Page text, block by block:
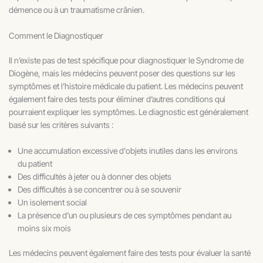
démence ou à un traumatisme crânien.
Comment le Diagnostiquer
Il n’existe pas de test spécifique pour diagnostiquer le Syndrome de
Diogène, mais les médecins peuvent poser des questions sur les
symptômes et l’histoire médicale du patient. Les médecins peuvent
également faire des tests pour éliminer d’autres conditions qui
pourraient expliquer les symptômes. Le diagnostic est généralement
basé sur les critères suivants :
Une accumulation excessive d'objets inutiles dans les environs
du patient
Des difficultés à jeter ou à donner des objets
Des difficultés à se concentrer ou à se souvenir
Un isolement social
La présence d'un ou plusieurs de ces symptômes pendant au
moins six mois
Les médecins peuvent également faire des tests pour évaluer la santé